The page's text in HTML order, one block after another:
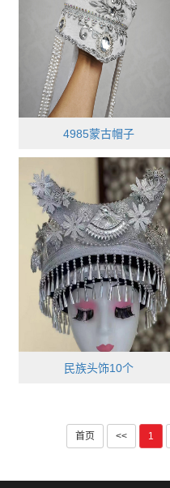
4985蒙古帽子
民族头饰10个
首页 << 1